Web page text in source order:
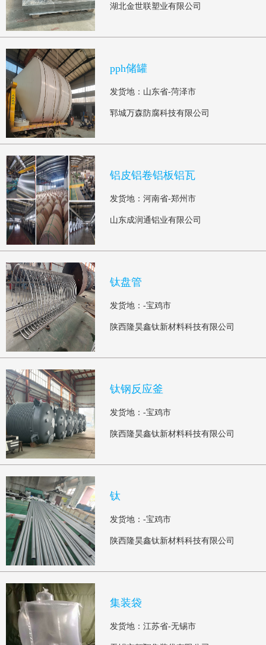
湖北金世联塑业有限公司
pph储罐
发货地：山东省-菏泽市
郓城万森防腐科技有限公司
铝皮铝卷铝板铝瓦
发货地：河南省-郑州市
山东成润通铝业有限公司
钛盘管
发货地：-宝鸡市
陕西隆昊鑫钛新材料科技有限公司
钛钢反应釜
发货地：-宝鸡市
陕西隆昊鑫钛新材料科技有限公司
钛
发货地：-宝鸡市
陕西隆昊鑫钛新材料科技有限公司
集装袋
发货地：江苏省-无锡市